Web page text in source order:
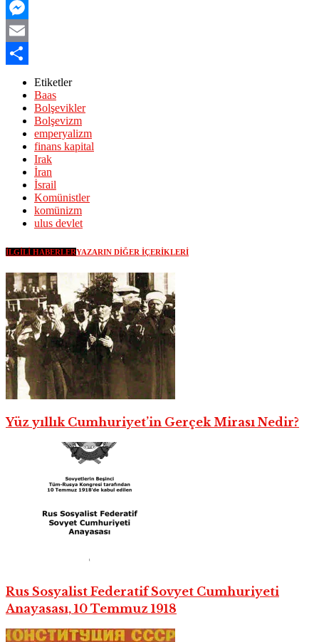
WhatsApp
Messenger
Email
Etiketler
Baas
Bolşevikler
Bolşevizm
emperyalizm
finans kapital
Irak
İran
İsrail
Komünistler
komünizm
ulus devlet
İLGILI HABERLERYAZARIN DIĞER İÇERIKLERI
Yüz yıllık Cumhuriyet’in Gerçek Mirası Nedir?
Rus Sosyalist Federatif Sovyet Cumhuriyeti
Anayasası, 10 Temmuz 1918